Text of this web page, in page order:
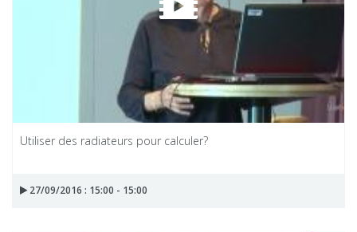
Utiliser des radiateurs pour calculer?
27/09/2016 : 15:00 - 15:00